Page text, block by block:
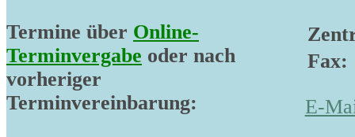
Termine über Online-
Terminvergabe oder nach
vorheriger
Terminvereinbarung:
Fax:
E-